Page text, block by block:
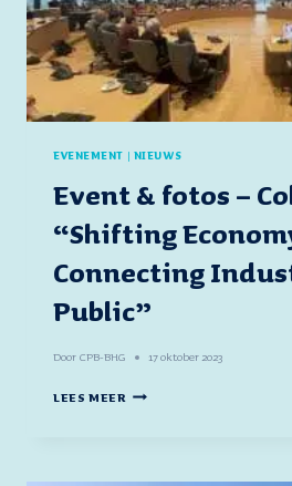
EVENEMENT NIEUWS
Event & fotos –
“Shifting
Connecting
Public”
Door CPB-BHG 17 oktober 2023
LEES MEEREVENT